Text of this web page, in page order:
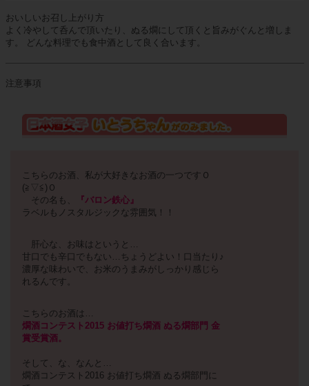
おいしいお召し上がり方
よく冷やして呑んで頂いたり、ぬる燗にして頂くと旨みがぐんと増しま
す。 どんな料理でも食中酒として良く合います。
注意事項
こちらのお酒、私が大好きなお酒の一つですＯ
(≧▽≦)Ｏ
その名も、
『バロン鉄心』
ラベルもノスタルジックな雰囲気！！
肝心な、お味はというと…
甘口でも辛口でもない…ちょうどよい！口当たり♪
濃厚な味わいで、お米のうまみがしっかり感じら
れるんです。
こちらのお酒は…
燗酒コンテスト2015 お値打ち燗酒 ぬる燗部門 金
賞受賞酒。
そして、な、なんと…
燗酒コンテスト2016 お値打ち燗酒 ぬる燗部門に